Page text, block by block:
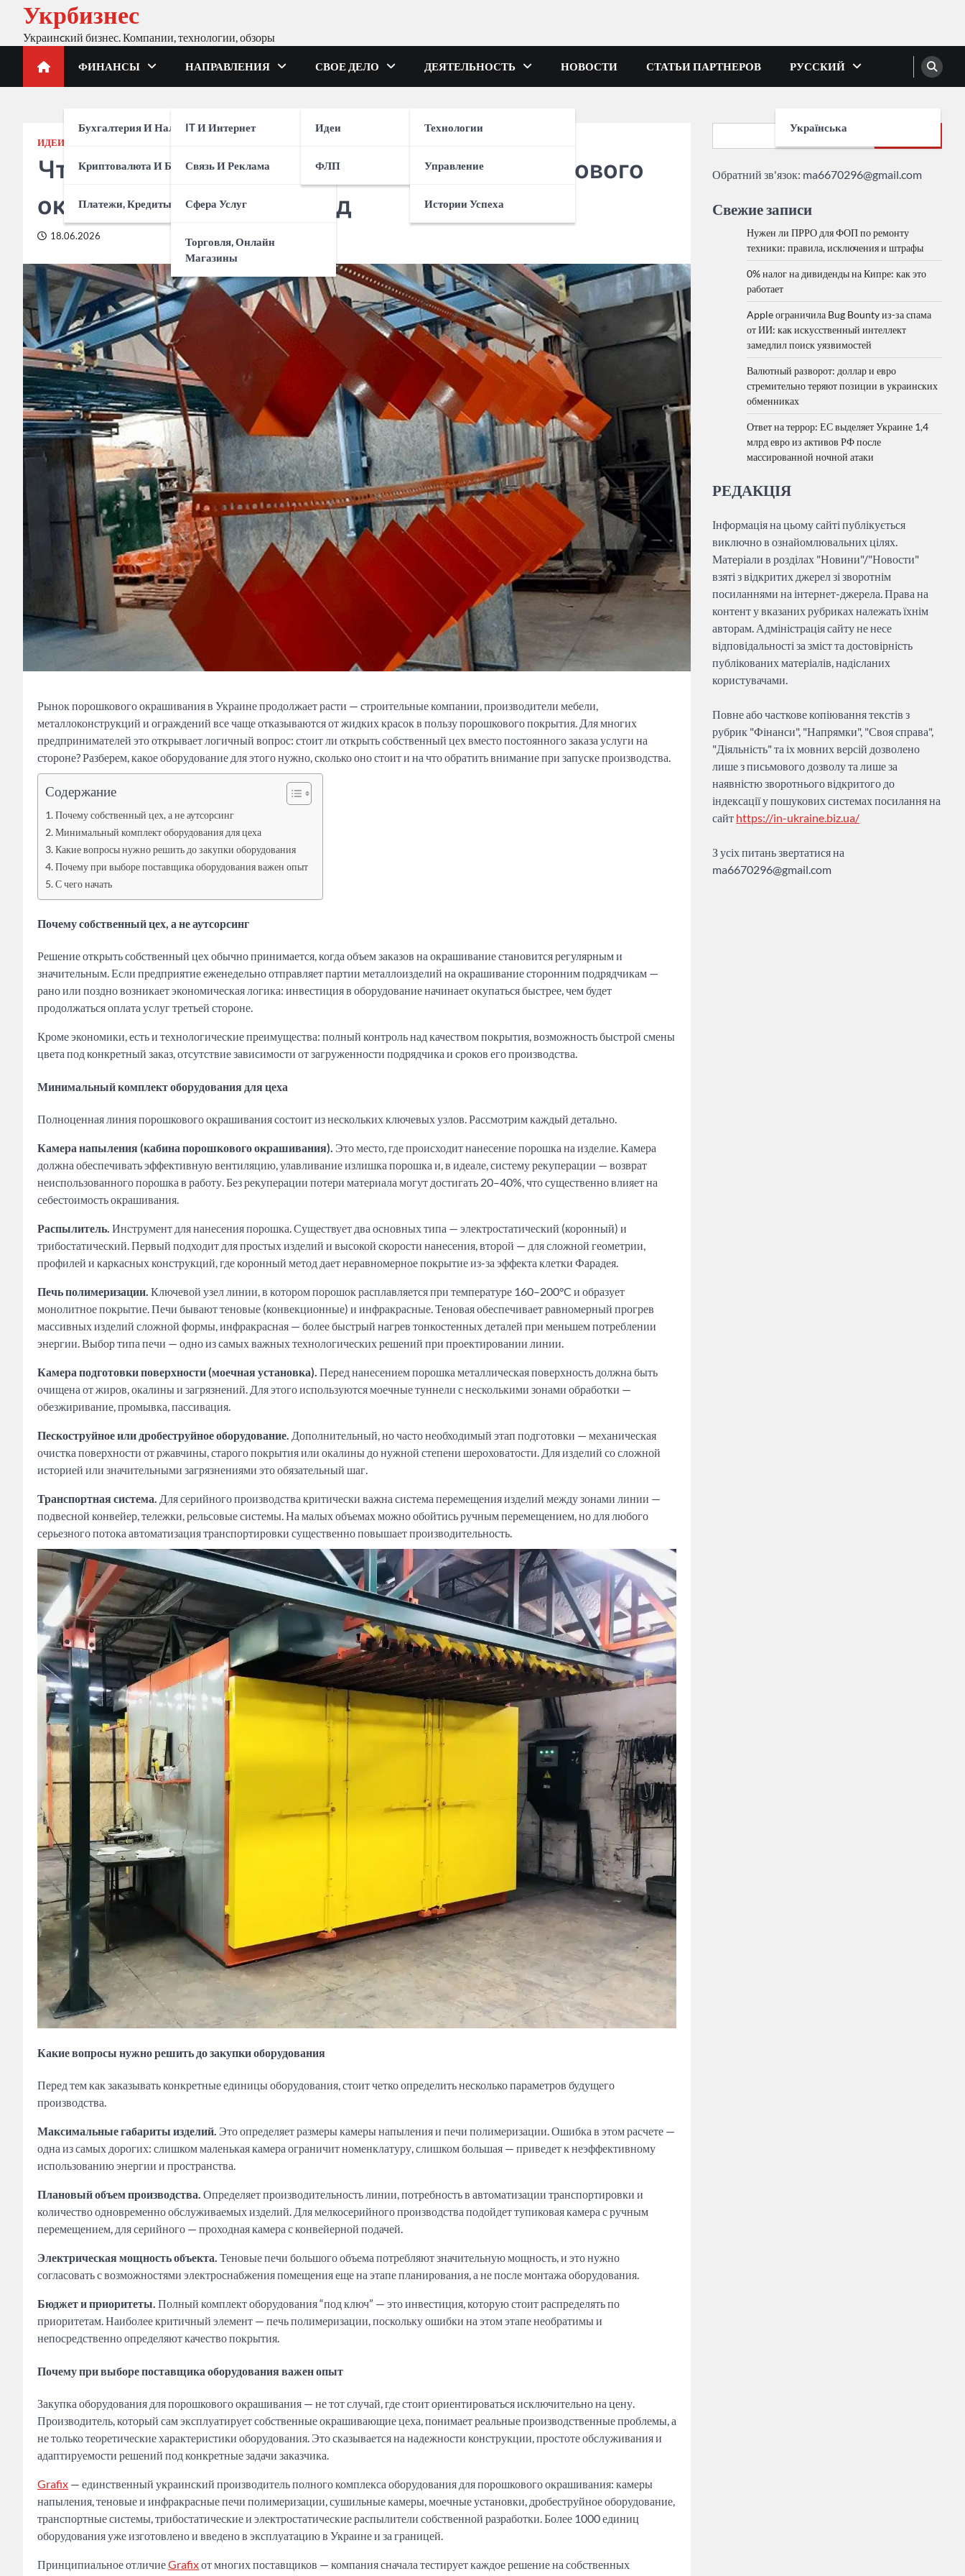
content
Укрбизнес
Украинcкий бизнес. Компании, технологии, обзоры
ФИНАНСЫ
Бухгалтерия И Налоги
Криптовалюта И Биржи
Платежи, Кредиты, Банки
НАПРАВЛЕНИЯ
IT И Интернет
Связь И Реклама
Сфера Услуг
Торговля, Онлайн
Магазины
СВОЕ ДЕЛО
Идеи
ФЛП
ДЕЯТЕЛЬНОСТЬ
Технологии
Управление
Истории Успеха
НОВОСТИ СТАТЬИ ПАРТНЕРОВ РУССКИЙ
Українська
ИДЕИ
Что нужно, чтобы открыть свой цех порошкового
окрашивания: полный гид
18.06.2026
Рынок порошкового окрашивания в Украине продолжает расти — строительные компании, производители мебели,
металлоконструкций и ограждений все чаще отказываются от жидких красок в пользу порошкового покрытия. Для многих
предпринимателей это открывает логичный вопрос: стоит ли открыть собственный цех вместо постоянного заказа услуги на
стороне? Разберем, какое оборудование для этого нужно, сколько оно стоит и на что обратить внимание при запуске производства.
Содержание
Почему собственный цех, а не аутсорсинг
Минимальный комплект оборудования для цеха
Какие вопросы нужно решить до закупки оборудования
Почему при выборе поставщика оборудования важен опыт
С чего начать
Почему собственный цех, а не аутсорсинг
Решение открыть собственный цех обычно принимается, когда объем заказов на окрашивание становится регулярным и
значительным. Если предприятие еженедельно отправляет партии металлоизделий на окрашивание сторонним подрядчикам —
рано или поздно возникает экономическая логика: инвестиция в оборудование начинает окупаться быстрее, чем будет
продолжаться оплата услуг третьей стороне.
Кроме экономики, есть и технологические преимущества: полный контроль над качеством покрытия, возможность быстрой смены
цвета под конкретный заказ, отсутствие зависимости от загруженности подрядчика и сроков его производства.
Минимальный комплект оборудования для цеха
Полноценная линия порошкового окрашивания состоит из нескольких ключевых узлов. Рассмотрим каждый детально.
Камера напыления (кабина порошкового окрашивания). Это место, где происходит нанесение порошка на изделие. Камера
должна обеспечивать эффективную вентиляцию, улавливание излишка порошка и, в идеале, систему рекуперации — возврат
неиспользованного порошка в работу. Без рекуперации потери материала могут достигать 20–40%, что существенно влияет на
себестоимость окрашивания.
Распылитель. Инструмент для нанесения порошка. Существует два основных типа — электростатический (коронный) и
трибостатический. Первый подходит для простых изделий и высокой скорости нанесения, второй — для сложной геометрии,
профилей и каркасных конструкций, где коронный метод дает неравномерное покрытие из-за эффекта клетки Фарадея.
Печь полимеризации. Ключевой узел линии, в котором порошок расплавляется при температуре 160–200°C и образует
монолитное покрытие. Печи бывают теновые (конвекционные) и инфракрасные. Теновая обеспечивает равномерный прогрев
массивных изделий сложной формы, инфракрасная — более быстрый нагрев тонкостенных деталей при меньшем потреблении
энергии. Выбор типа печи — одно из самых важных технологических решений при проектировании линии.
Камера подготовки поверхности (моечная установка). Перед нанесением порошка металлическая поверхность должна быть
очищена от жиров, окалины и загрязнений. Для этого используются моечные туннели с несколькими зонами обработки —
обезжиривание, промывка, пассивация.
Пескоструйное или дробеструйное оборудование. Дополнительный, но часто необходимый этап подготовки — механическая
очистка поверхности от ржавчины, старого покрытия или окалины до нужной степени шероховатости. Для изделий со сложной
историей или значительными загрязнениями это обязательный шаг.
Транспортная система. Для серийного производства критически важна система перемещения изделий между зонами линии —
подвесной конвейер, тележки, рельсовые системы. На малых объемах можно обойтись ручным перемещением, но для любого
серьезного потока автоматизация транспортировки существенно повышает производительность.
Какие вопросы нужно решить до закупки оборудования
Перед тем как заказывать конкретные единицы оборудования, стоит четко определить несколько параметров будущего
производства.
Максимальные габариты изделий. Это определяет размеры камеры напыления и печи полимеризации. Ошибка в этом расчете —
одна из самых дорогих: слишком маленькая камера ограничит номенклатуру, слишком большая — приведет к неэффективному
использованию энергии и пространства.
Плановый объем производства. Определяет производительность линии, потребность в автоматизации транспортировки и
количество одновременно обслуживаемых изделий. Для мелкосерийного производства подойдет тупиковая камера с ручным
перемещением, для серийного — проходная камера с конвейерной подачей.
Электрическая мощность объекта. Теновые печи большого объема потребляют значительную мощность, и это нужно
согласовать с возможностями электроснабжения помещения еще на этапе планирования, а не после монтажа оборудования.
Бюджет и приоритеты. Полный комплект оборудования “под ключ” — это инвестиция, которую стоит распределять по
приоритетам. Наиболее критичный элемент — печь полимеризации, поскольку ошибки на этом этапе необратимы и
непосредственно определяют качество покрытия.
Почему при выборе поставщика оборудования важен опыт
Закупка оборудования для порошкового окрашивания — не тот случай, где стоит ориентироваться исключительно на цену.
Производитель, который сам эксплуатирует собственные окрашивающие цеха, понимает реальные производственные проблемы, а
не только теоретические характеристики оборудования. Это сказывается на надежности конструкции, простоте обслуживания и
адаптируемости решений под конкретные задачи заказчика.
Grafix — единственный украинский производитель полного комплекса оборудования для порошкового окрашивания: камеры
напыления, теновые и инфракрасные печи полимеризации, сушильные камеры, моечные установки, дробеструйное оборудование,
транспортные системы, трибостатические и электростатические распылители собственной разработки. Более 1000 единиц
оборудования уже изготовлено и введено в эксплуатацию в Украине и за границей.
Принципиальное отличиеGrafixот многих поставщиков — компания сначала тестирует каждое решение на собственных
Обратний зв'язок: ma6670296@gmail.com
Свежие записи
Нужен ли ПРРО для ФОП по ремонту
техники: правила, исключения и штрафы
0% налог на дивиденды на Кипре: как это
работает
Apple ограничила Bug Bounty из-за спама
от ИИ: как искусственный интеллект
замедлил поиск уязвимостей
Валютный разворот: доллар и евро
стремительно теряют позиции в украинских
обменниках
Ответ на террор: ЕС выделяет Украине 1,4
млрд евро из активов РФ после
массированной ночной атаки
РЕДАКЦІЯ
Інформація на цьому сайті публікується
виключно в ознайомлювальних цілях.
Матеріали в розділах "Новини"/"Новости"
взяті з відкритих джерел зі зворотнім
посиланнями на інтернет-джерела. Права на
контент у вказаних рубриках належать їхнім
авторам. Адміністрація сайту не несе
відповідальності за зміст та достовірність
публікованих матеріалів, надісланих
користувачами.
Повне або часткове копіювання текстів з
рубрик "Фінанси", "Напрямки", "Своя справа",
"Діяльність" та іх мовних версій дозволено
лише з письмового дозволу та лише за
наявністю зворотнього відкритого до
індексації у пошукових системах посилання на
сайт https://in-ukraine.biz.ua/
З усіх питань звертатися на
ma6670296@gmail.com